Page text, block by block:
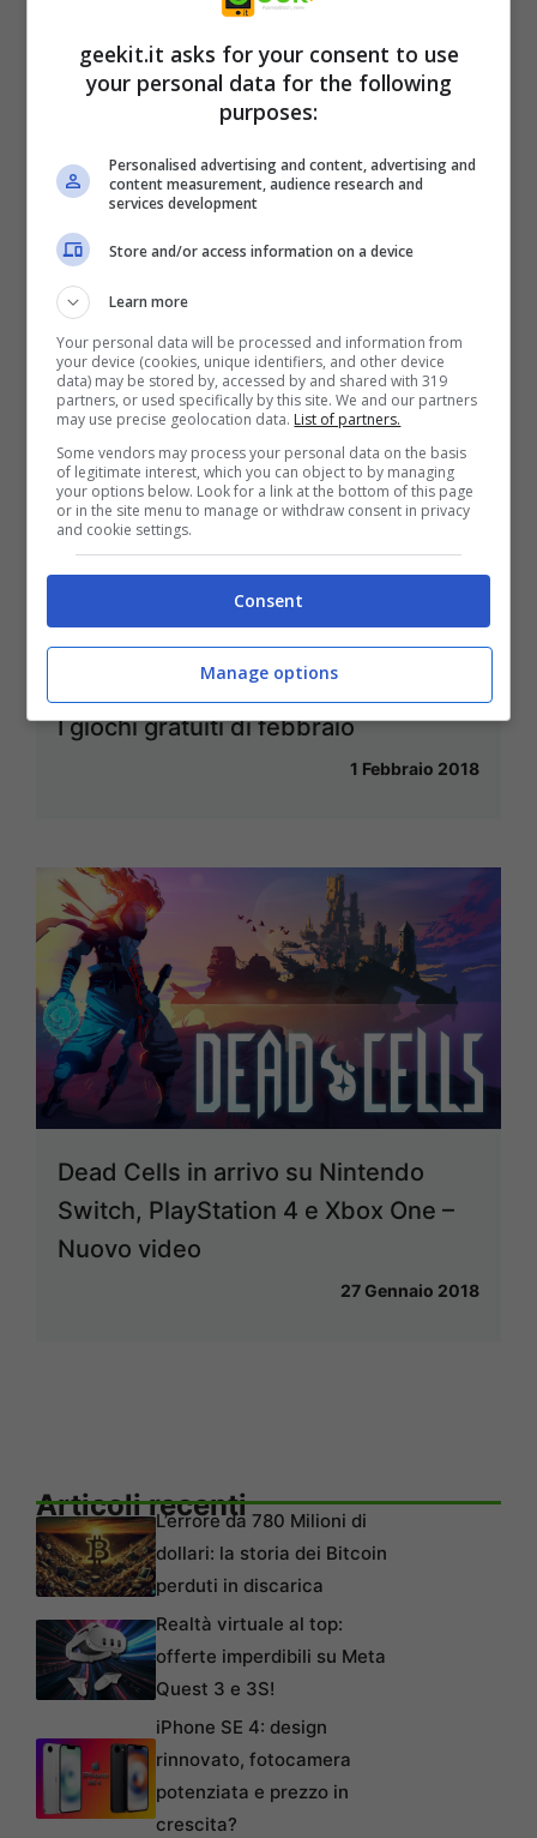
Mike Dies, il nuovo MetroidVania di
Psydra Games in arrivo su Steam –
Video
PlayStation Plus e Games With Gold:
I giochi gratuiti di febbraio
1 Febbraio 2018
Dead Cells in arrivo su Nintendo
Switch, PlayStation 4 e Xbox One –
Nuovo video
27 Gennaio 2018
Articoli recentiL’errore da 780 Milioni di
dollari: la storia dei Bitcoin
perduti in discarica
Realtà virtuale al top:
offerte imperdibili su Meta
Quest 3 e 3S!
iPhone SE 4: design
rinnovato, fotocamera
potenziata e prezzo in
crescita?
geekit.it asks for your consent to use
your personal data for the following
purposes:
Personalised advertising and content, advertising and
content measurement, audience research and
services development
Store and/or access information on a device
Learn more
Your personal data will be processed and information from
your device (cookies, unique identifiers, and other device
data) may be stored by, accessed by and shared with 319
partners, or used specifically by this site. We and our partners
may use precise geolocation data. List of partners.
Some vendors may process your personal data on the basis
of legitimate interest, which you can object to by managing
your options below. Look for a link at the bottom of this page
or in the site menu to manage or withdraw consent in privacy
and cookie settings.
Consent
Manage options